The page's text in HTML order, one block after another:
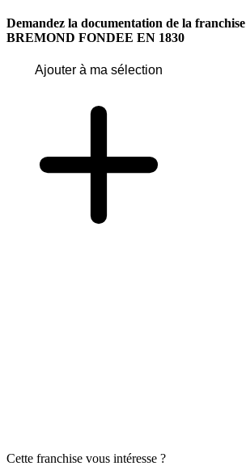
Demandez la documentation de la franchise
BREMOND FONDEE EN 1830
Ajouter à ma sélection
Cette franchise vous intéresse ?